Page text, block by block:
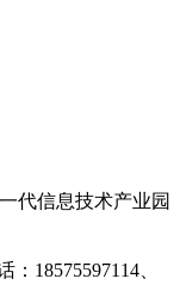
代信息技术产业园
18575597114、